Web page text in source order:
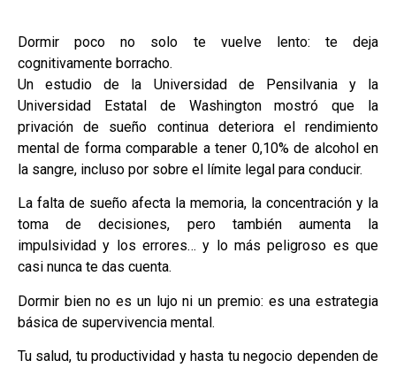
Dormir poco no solo te vuelve lento: te deja
cognitivamente borracho.
Un estudio de la Universidad de Pensilvania y la
Universidad Estatal de Washington mostró que la
privación de sueño continua deteriora el rendimiento
mental de forma comparable a tener 0,10% de alcohol en
la sangre, incluso por sobre el límite legal para conducir.
La falta de sueño afecta la memoria, la concentración y la
toma de decisiones, pero también aumenta la
impulsividad y los errores… y lo más peligroso es que
casi nunca te das cuenta.
Dormir bien no es un lujo ni un premio: es una estrategia
básica de supervivencia mental.
Tu salud, tu productividad y hasta tu negocio dependen de